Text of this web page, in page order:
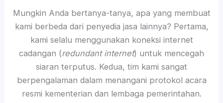
Mungkin Anda bertanya-tanya, apa yang membuat
kami berbeda dari penyedia jasa lainnya? Pertama,
kami selalu menggunakan koneksi internet
cadangan (redundant internet) untuk mencegah
siaran terputus. Kedua, tim kami sangat
berpengalaman dalam menangani protokol acara
resmi kementerian dan lembaga pemerintahan.